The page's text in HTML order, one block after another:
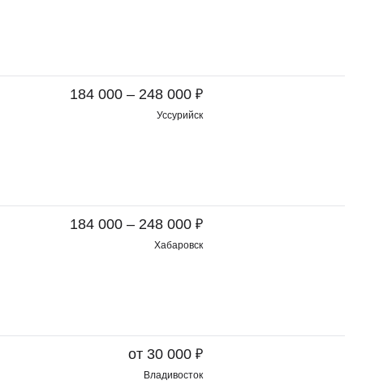
184 000 – 248 000 ₽
Уссурийск
184 000 – 248 000 ₽
Хабаровск
от 30 000 ₽
Владивосток